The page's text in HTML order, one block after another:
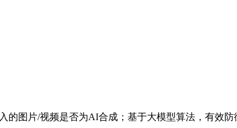
的图片/视频是否为AI合成；基于大模型算法，有效防